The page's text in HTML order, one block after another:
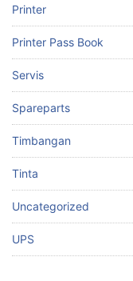
Printer
Printer Pass Book
Servis
Spareparts
Timbangan
Tinta
Uncategorized
UPS